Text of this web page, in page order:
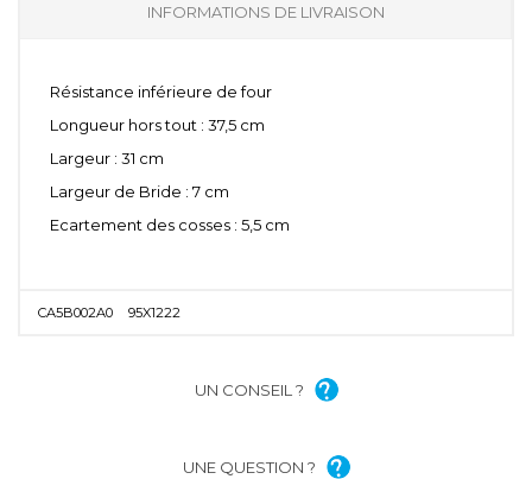
INFORMATIONS DE LIVRAISON
Résistance inférieure de four
Longueur hors tout : 37,5 cm
Largeur : 31 cm
Largeur de Bride : 7 cm
Ecartement des cosses : 5,5 cm
CA5B002A0 95X1222
UN CONSEIL ?
UNE QUESTION ?